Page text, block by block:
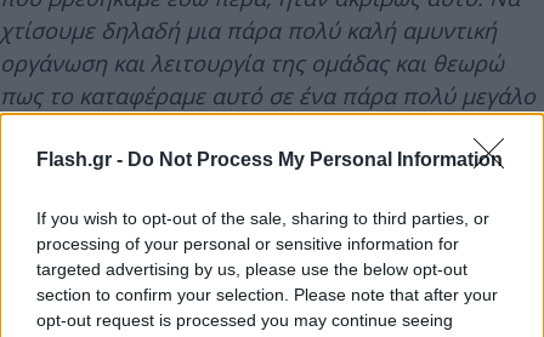
Flash.gr - Do Not Process My Personal Information
If you wish to opt-out of the sale, sharing to third parties, or
processing of your personal or sensitive information for
targeted advertising by us, please use the below opt-out
section to confirm your selection. Please note that after your
opt-out request is processed you may continue seeing
χτίσουμε δηλαδή μια πάρα πολύ καλή αμυντική
οργάνωση και λειτουργία της ομάδας και θεωρώ
πως το καταφέραμε αυτό σε ένα πάρα πολύ μεγάλο